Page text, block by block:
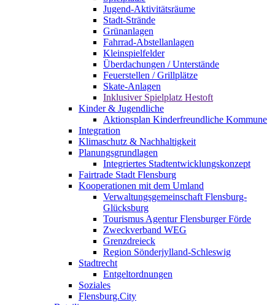
Jugend-Aktivitätsräume
Stadt-Strände
Grünanlagen
Fahrrad-Abstellanlagen
Kleinspielfelder
Überdachungen / Unterstände
Feuerstellen / Grillplätze
Skate-Anlagen
Inklusiver Spielplatz Hestoft
Kinder & Jugendliche
Aktionsplan Kinderfreundliche Kommune
Integration
Klimaschutz & Nachhaltigkeit
Planungsgrundlagen
Integriertes Stadtentwicklungskonzept
Fairtrade Stadt Flensburg
Kooperationen mit dem Umland
Verwaltungsgemeinschaft Flensburg-
Glücksburg
Tourismus Agentur Flensburger Förde
Zweckverband WEG
Grenzdreieck
Region Sönderjylland-Schleswig
Stadtrecht
Entgeltordnungen
Soziales
Flensburg.City